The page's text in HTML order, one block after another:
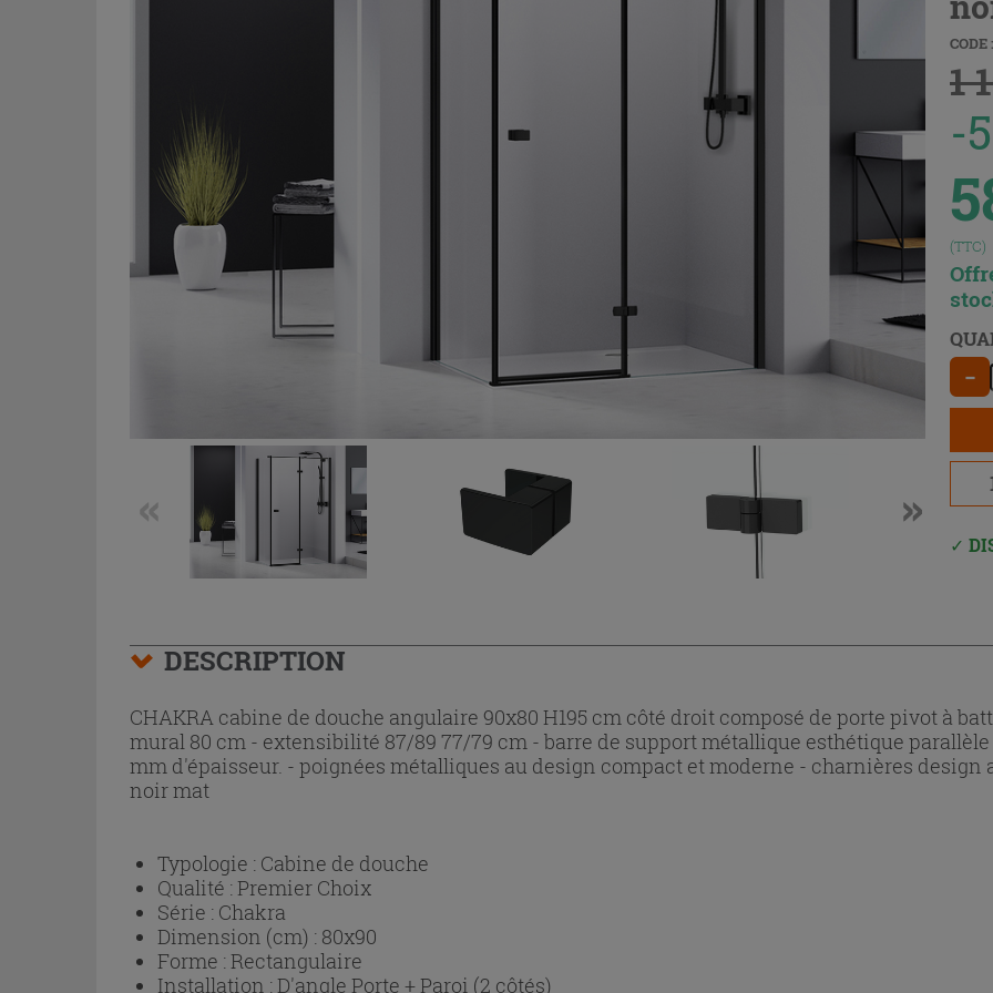
CODE
1
-
(TTC)
−
DESCRIPTION
CHAKRA cabine de douche angulaire 90x80 H195 cm côté droit composé de porte pivot à
mural 80 cm - extensibilité 87/89 77/79 cm - barre de support métallique esthétique
mm d'épaisseur. - poignées métalliques au design compact et moderne - charnières
noir mat
Typologie : Cabine de douche
Qualité :Premier Choix
Série : Chakra
Dimension (cm) : 80x90
Forme :Rectangulaire
Installation :D'angle Porte + Paroi (2 côtés)